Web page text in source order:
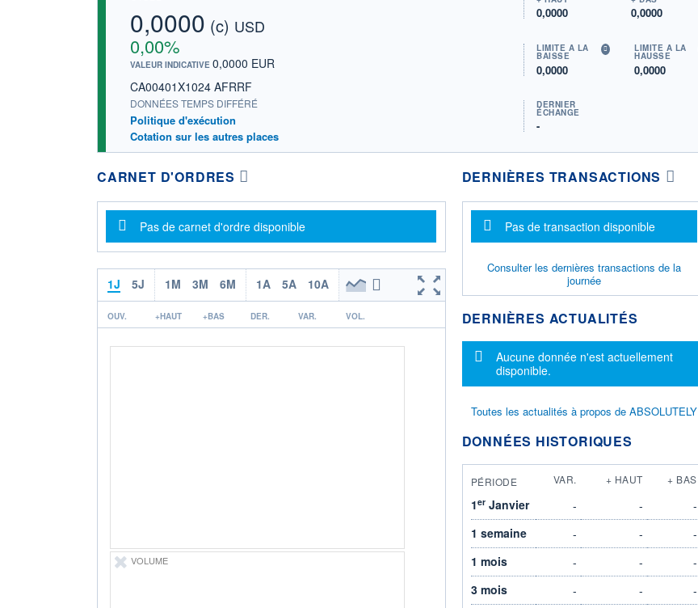
0,0000 (c) USD
0,00%
VALEUR INDICATIVE 0,0000 EUR
CA00401X1024 AFRRF
DONNÉES TEMPS DIFFÉRÉ
Politique d'exécution
Cotation sur les autres places
0,0000 0,0000
LIMITE À LA
BAISSE
0,0000
LIMITE À LA
HAUSSE
0,0000
DERNIER
ÉCHANGE
-
CARNET D'ORDRES
Message d'information
Pas de carnet d'ordre disponible
1J 5J 1M 3M 6M 1A 5A 10A
OUV. +HAUT +BAS DER. VAR. VOL.
VOLUME
DERNIÈRES TRANSACTIONS
Message d'information
Pas de transaction disponible
Consulter les dernières transactions de la
journée
DERNIÈRES ACTUALITÉS
Message d'information
Aucune donnée n'est actuellement
disponible.
Toutes les actualités à propos de ABSOLUTELY
DONNÉES HISTORIQUES
PÉRIODE VAR. + HAUT + BAS
1erJanvier - -
-
1 semaine
- -
-
1 mois
- -
-
3 mois
- -
-